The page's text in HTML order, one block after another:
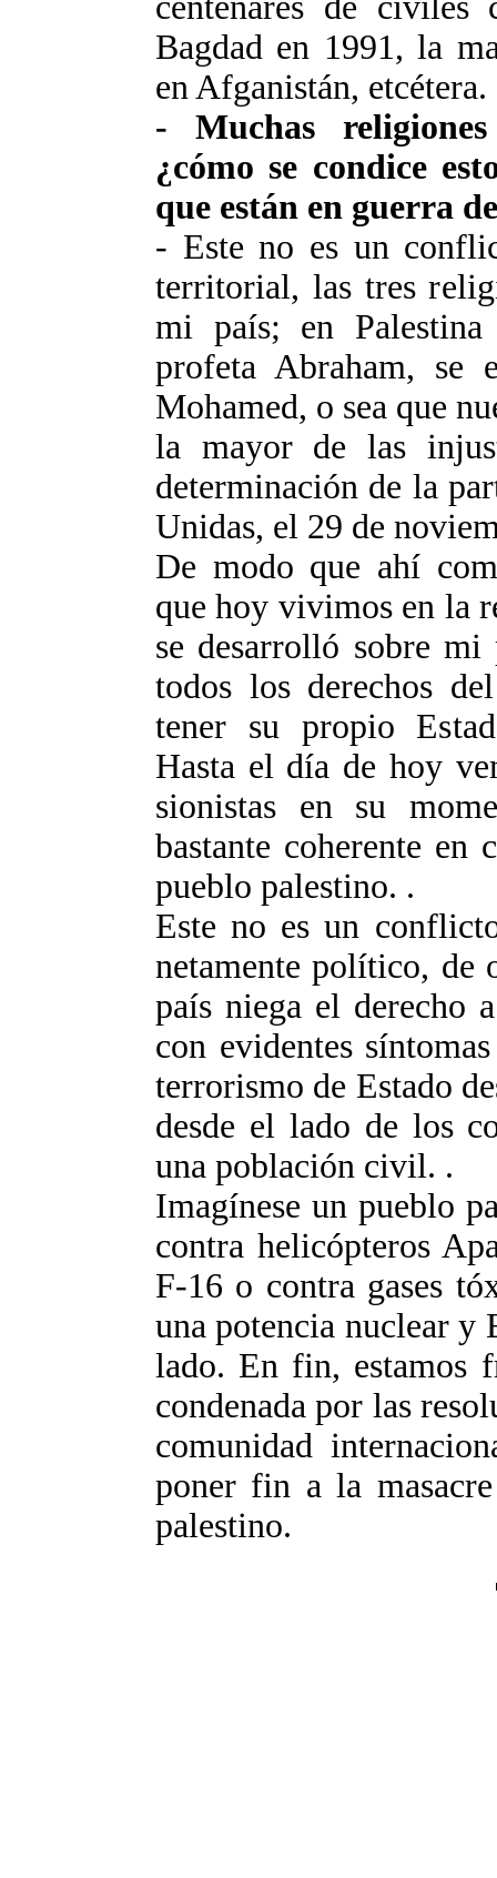
Bagdad en 1991, la
en Afganistán, etcétera.
- Muchas
¿cómo se condice
que están en guerra
- Este no es un
territorial, las tres
mi país; en
profeta Abraham, se
Mohamed, o sea que
la mayor de las
determinación de la
Unidas, el 29 de
De modo que ahí
que hoy vivimos en la
se desarrolló sobre mi
todos los derechos
tener su propio
Hasta el día de hoy
sionistas en su
bastante coherente
pueblo palestino. .
Este no es un
netamente político, de
país niega el derecho
con evidentes
terrorismo de Estado
desde el lado de los
una población civil. .
Imagínese un pueblo
contra helicópteros
F-16 o contra gases
una potencia nuclear y
lado. En fin, estamos
condenada por las
comunidad
poner fin a la
palestino.